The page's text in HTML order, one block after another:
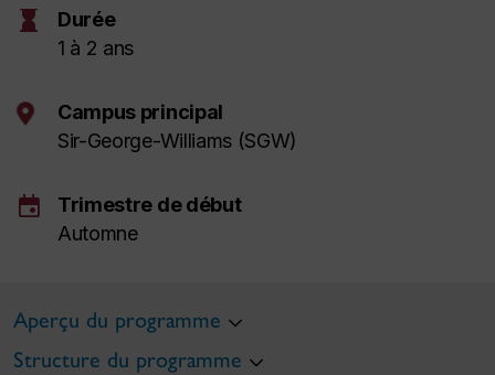
hourglass
Durée
1 à 2 ans
Campus principal
Sir-George-Williams (SGW)
event
Trimestre de début
Automne
Aperçu du programme
Structure du programme